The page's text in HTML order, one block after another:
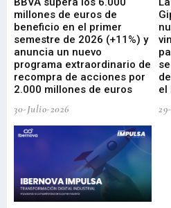
millones de euros de
beneficio en el primer
semestre de 2026 (+11%) y
anuncia un nuevo
programa extraordinario de
recompra de acciones por
2.000 millones de euros
30-Julio-2026
el